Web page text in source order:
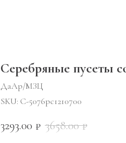
Серебряные пусеты
ДаАр/МЗЦ
SKU: С-5076рс1210700
3293.00 ₽ 3658.00 ₽